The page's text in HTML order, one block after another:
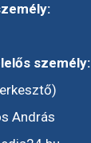
személy:
András